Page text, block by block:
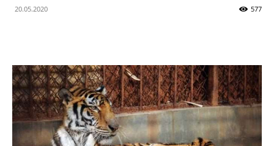
20.05.2020 577